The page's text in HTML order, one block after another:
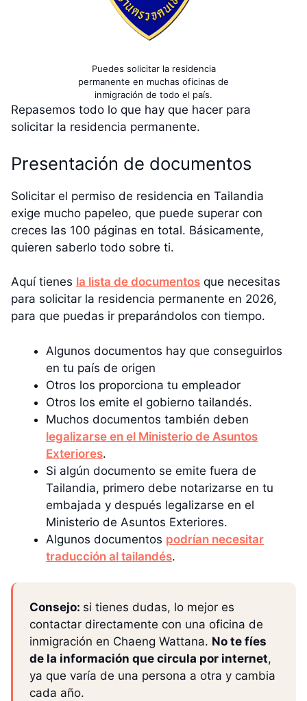
Puedes solicitar la residencia
permanente en muchas oficinas de
inmigración de todo el país.
Repasemos todo lo que hay que hacer para
solicitar la residencia permanente.
Presentación de documentos
Solicitar el permiso de residencia en Tailandia
exige mucho papeleo, que puede superar con
creces las 100 páginas en total. Básicamente,
quieren saberlo todo sobre ti.
Aquí tienes la lista de documentos que necesitas
para solicitar la residencia permanente en 2026,
para que puedas ir preparándolos con tiempo.
Algunos documentos hay que conseguirlos
en tu país de origen
Otros los proporciona tu empleador
Otros los emite el gobierno tailandés.
Muchos documentos también deben
legalizarse en el Ministerio de Asuntos
Exteriores.
Si algún documento se emite fuera de
Tailandia, primero debe notarizarse en tu
embajada y después legalizarse en el
Ministerio de Asuntos Exteriores.
Algunos documentos podrían necesitar
traducción al tailandés.
Consejo: si tienes dudas, lo mejor es
contactar directamente con una oficina de
inmigración en Chaeng Wattana. No te fíes
de la información que circula por internet,
ya que varía de una persona a otra y cambia
cada año.